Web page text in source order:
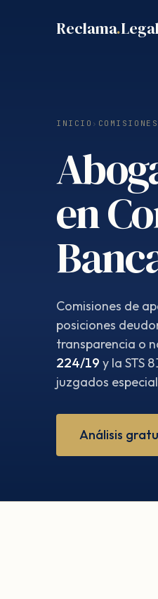
Reclama.
INICIO ›
en
Comisiones de
posiciones
transparencia o
224/19 y la STS
juzgados
Análisis